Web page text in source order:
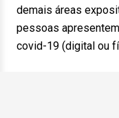
demais áreas
pessoas
covid-19 (digital ou